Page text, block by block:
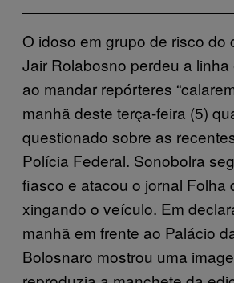
O idoso em grupo de risco do
Jair Rolabosno perdeu a
ao mandar repórteres
manhã deste terça-feira (5)
questionado sobre as
Polícia Federal. Sonobolra
fiasco e atacou o jornal Folha
xingando o veículo. Em
manhã em frente ao Palácio
Bolosnaro mostrou uma